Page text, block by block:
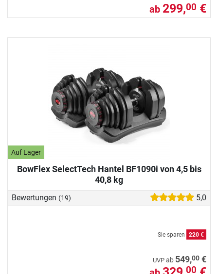
ab 299,00 €
Auf Lager
BowFlex SelectTech Hantel BF1090i von 4,5 bis
40,8 kg
Bewertungen (19) 5,0
Sie sparen 220 €
UVP ab 549,00 €
00